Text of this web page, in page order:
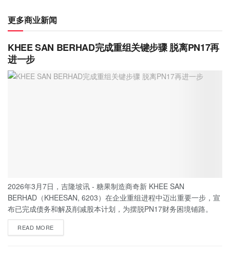
更多商业新闻
KHEE SAN BERHAD完成重组关键步骤 脱离PN17再
进一步
2026年3月7日，吉隆坡讯 - 糖果制造商奇新 KHEE SAN
BERHAD（KHEESAN, 6203）在企业重组进程中迈出重要一步，宣
布已完成债务和解及削减股本计划，为摆脱PN17财务困境铺路。
READ MORE